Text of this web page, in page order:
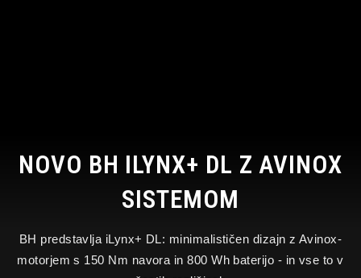
NOVO BH ILYNX+ DL Z AVINOX
SISTEMOM
BH predstavlja iLynx+ DL: minimalističen dizajn z Avinox-
motorjem s 150 Nm navora in 800 Wh baterijo - in vse to v